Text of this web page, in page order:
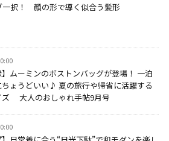
一択！ 顔の形で導く似合う髪形
】ムーミンのボストンバッグが登場！ 一泊
ちょうどいい♪ 夏の旅行や帰省に活躍する
ズ 大人のおしゃれ手帖9月号